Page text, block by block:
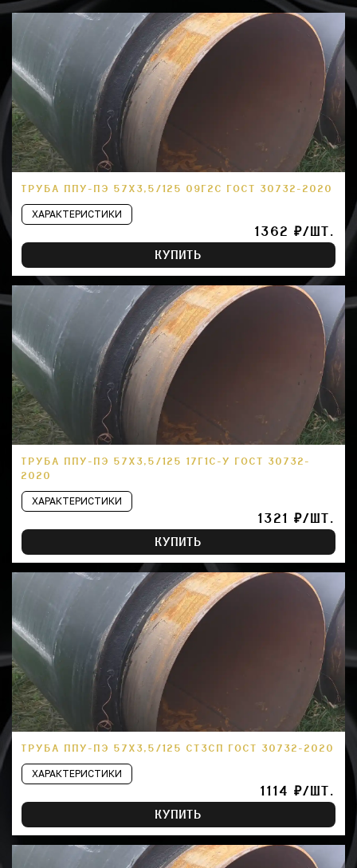
ТРУБА ППУ-ПЭ 57Х3,5/125 09Г2С ГОСТ 30732-2020
ХАРАКТЕРИСТИКИ
1362 ₽/ШТ.
КУПИТЬ
ТРУБА ППУ-ПЭ 57Х3,5/125 17Г1С-У ГОСТ 30732-
2020
ХАРАКТЕРИСТИКИ
1321 ₽/ШТ.
КУПИТЬ
ТРУБА ППУ-ПЭ 57Х3,5/125 СТ3СП ГОСТ 30732-2020
ХАРАКТЕРИСТИКИ
1114 ₽/ШТ.
КУПИТЬ